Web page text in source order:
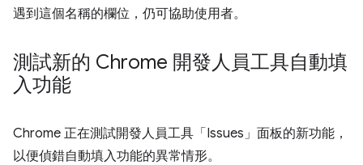
遇到這個名稱的欄位，仍可協助使用者。
測試新的 Chrome 開發人員工具自動填
入功能
Chrome 正在測試開發人員工具「Issues」 面板的新功能，
以便偵錯自動填入功能的異常情形。